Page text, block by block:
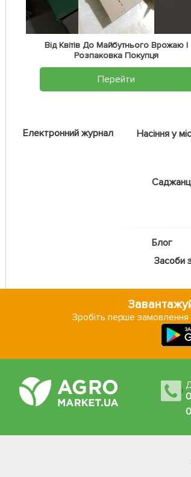
Від Квітів До Майбутнього Врожаю |
Розпаковка Покупця
Перейти
Електронний журнал
Насіння у
Блог
Засоби
Зробіть перше